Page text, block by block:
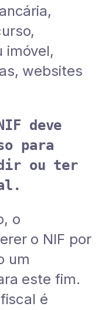
imóvel,
websites
deve
para
ou ter
o
o NIF por
um
este fim.
é